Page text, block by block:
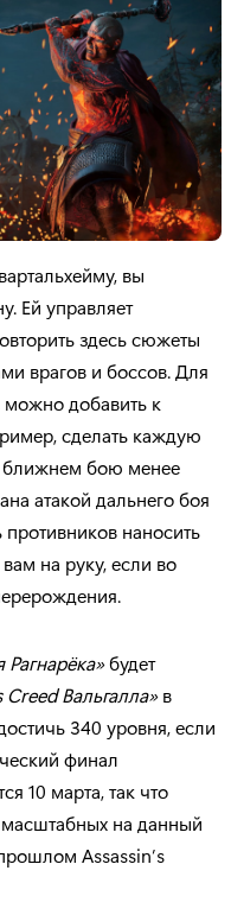
вы
Ей управляет
здесь сюжеты
врагов и боссов. Для
можно добавить к
сделать каждую
ближнем бою менее
атакой дальнего боя
наносить
на руку, если во
Рагнарёка»будет
Creed Вальгалла»в
340 уровня, если
финал
10 марта, так что
масштабных на данный
Assassin’s